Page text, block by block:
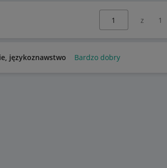
z 1
językoznawstwo Bardzo dobry